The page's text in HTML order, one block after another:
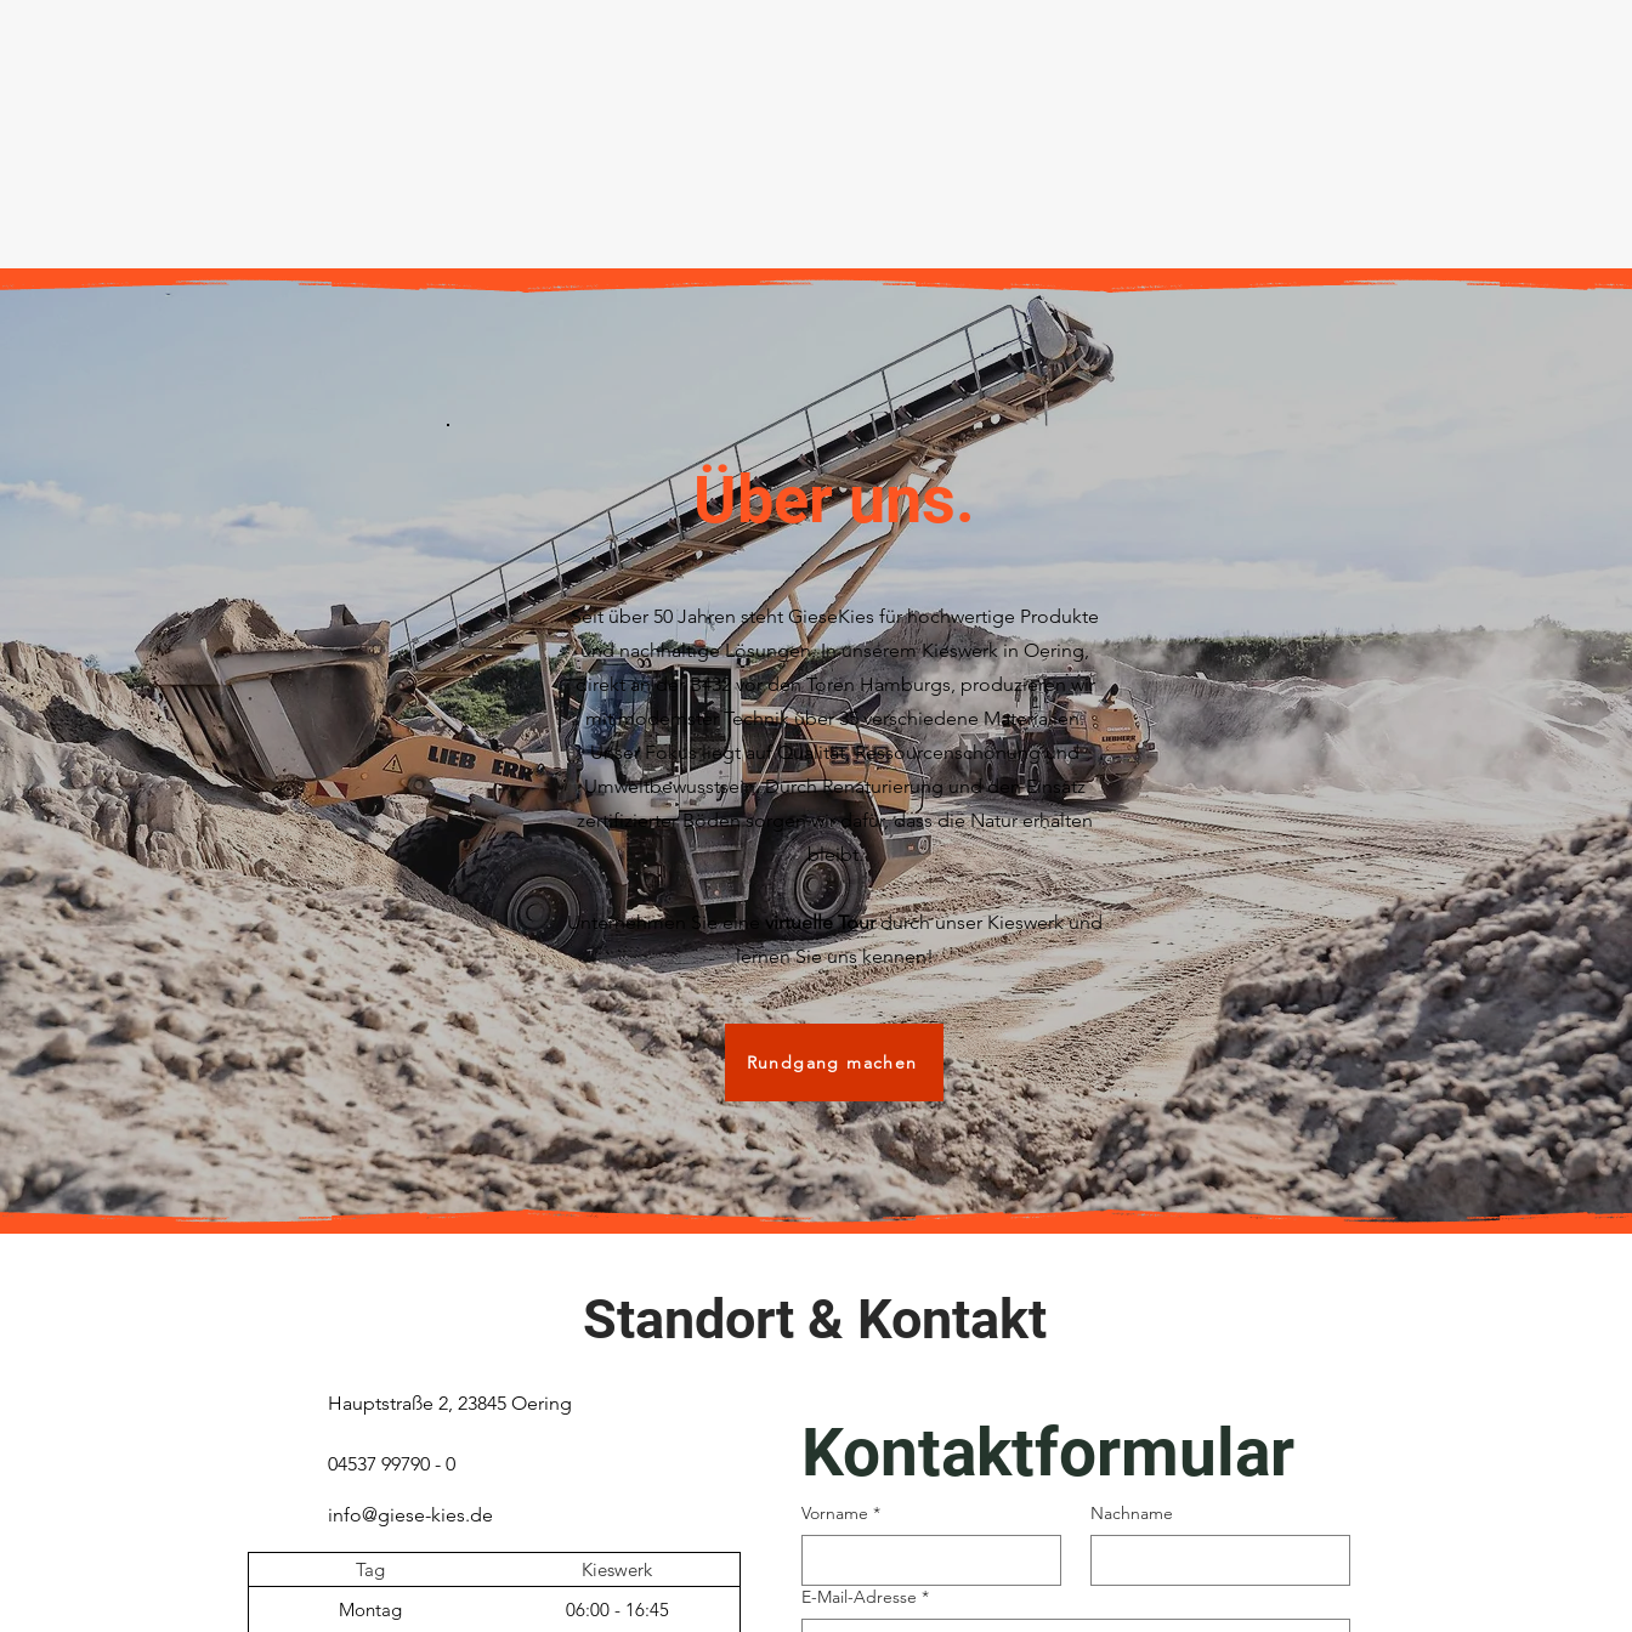
Über uns.
Seit über 50 Jahren steht GieseKies für hochwertige Produkte
und nachhaltige Lösungen. In unserem Kieswerk in Oering,
direkt an der B432 vor den Toren Hamburgs, produzieren wir
mit modernster Technik über 35 verschiedene Materialien.
Unser Fokus liegt auf Qualität, Ressourcenschonung und
Umweltbewusstsein. Durch Renaturierung und den Einsatz
zertifizierter Böden sorgen wir dafür, dass die Natur erhalten
bleibt.
Unternehmen Sie eine virtuelle Tourdurch unser Kieswerk und
lernen Sie uns kennen!
Rundgang machen
Standort & Kontakt
Hauptstraße 2, 23845 Oering
04537 99790 - 0
info@giese-kies.de
Tag
Kieswerk
Montag
06:00 - 16:45
Kontaktformular
Vorname * Nachname
E-Mail-Adresse *